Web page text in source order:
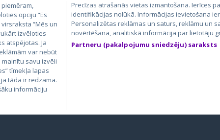
GetaPro.lv
GetaPro.ee
Skelbiu.lt
Autoplius.lt
Aruodas.lt
CVbankas.lt
opciju “Es
“Mēs un
izvēloties
atspējotas. Ja
var nebūt
savu izvēli
tīmekļa lapas
tāda ir redzama.
informāciju
Precīzas atrašanās vietas izmantošana. Ierīces
identifikācijas nolūkā. Informācijas ievietošana
Personalizētas reklāmas un saturs, reklāmu un
novērtēšana, analītiskā informācija par lietotāju
Partneru (pakalpojumu sniedzēju) saraksts